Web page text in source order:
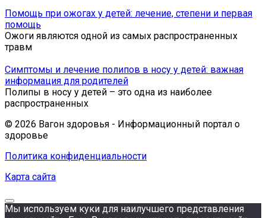
Помощь при ожогах у детей: лечение, степени и первая
помощь
Ожоги являются одной из самых распространенных
травм
Симптомы и лечение полипов в носу у детей: важная
информация для родителей
Полипы в носу у детей – это одна из наиболее
распространенных
© 2026 Вагон здоровья - Информационный портал о
здоровье
Политика конфиденциальности
Карта сайта
Мы используем куки для наилучшего представления